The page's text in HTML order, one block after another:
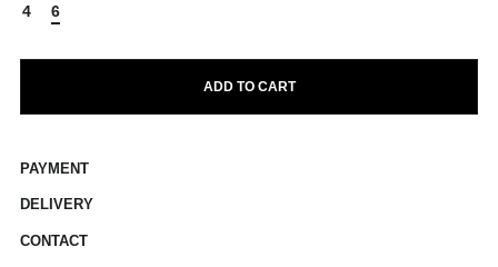
4 6
ADD TO CART
PAYMENT
DELIVERY
CONTACT